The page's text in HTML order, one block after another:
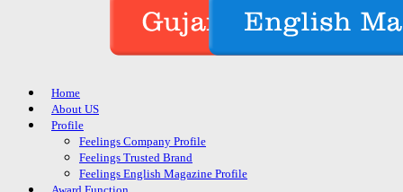
Home
About US
Profile
Feelings Company Profile
Feelings Trusted Brand
Feelings English Magazine Profile